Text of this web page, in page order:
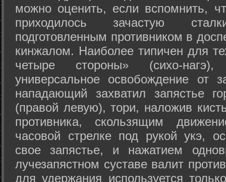
можно оценить, если вспомнить,
приходилось зачастую
подготовленным противником в
кинжалом. Наиболее типичен для
четыре стороны» (сихо-
универсальное освобождение от
нападающий захватил запястье
(правой левую), тори, наложив
противника, скользящим
часовой стрелке под рукой укэ,
свое запястье, и нажатием
лучезапястном суставе валит
для удержания используется